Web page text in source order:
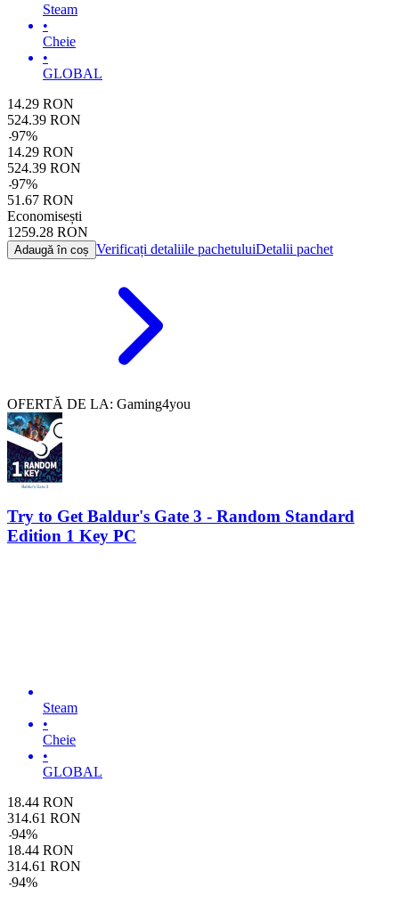
Steam
•
Cheie
•
GLOBAL
14.29 RON
524.39 RON
-97%
14.29 RON
524.39 RON
-97%
51.67 RON
Economisești
1259.28 RON
Adaugă în coș Verificați detaliile pachetuluiDetalii pachet
OFERTĂ DE LA: Gaming4you
Try to Get Baldur's Gate 3 - Random Standard
Edition 1 Key PC
Steam
•
Cheie
•
GLOBAL
18.44 RON
314.61 RON
-94%
18.44 RON
314.61 RON
-94%